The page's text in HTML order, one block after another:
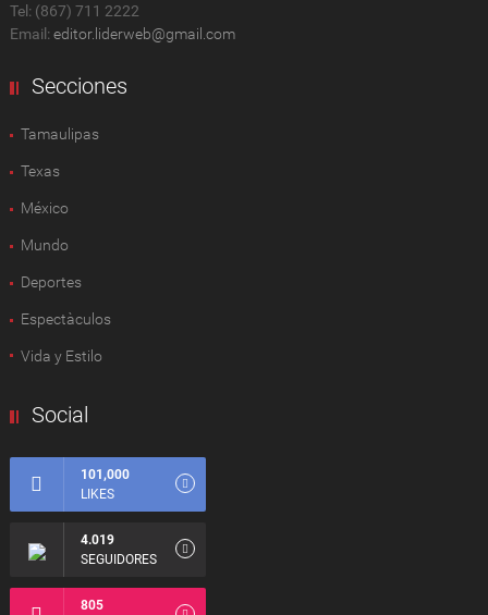
Tel: (867) 711 2222
Email: editor.liderweb@gmail.com
Secciones
Tamaulipas
Texas
México
Mundo
Deportes
Espectàculos
Vida y Estilo
Social
101,000
LIKES
4.019
SEGUIDORES
805